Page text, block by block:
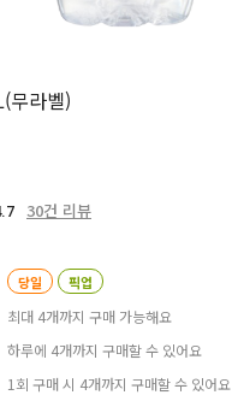
무라벨)
30건 리뷰
당일 픽업
최대 4개까지 구매 가능해요
하루에 4개까지 구매할 수 있어요
1회 구매 시 4개까지 구매할 수 있어요